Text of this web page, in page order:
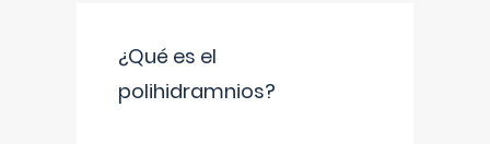
¿Qué es el
polihidramnios?